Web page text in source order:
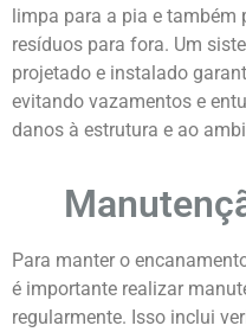
limpa para a pia e também
resíduos para fora. Um
projetado e instalado
evitando vazamentos e
danos à estrutura e ao
Para manter o
é importante realizar
regularmente. Isso inclui